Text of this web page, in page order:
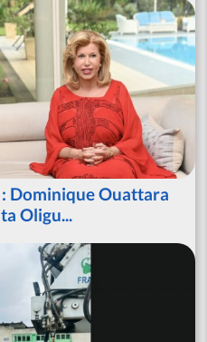
Dominique Ouattara
Oligu...